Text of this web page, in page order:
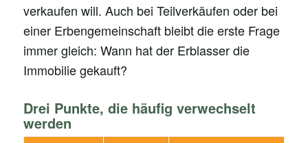
verkaufen will. Auch bei Teilverkäufen oder bei
einer Erbengemeinschaft bleibt die erste Frage
immer gleich: Wann hat der Erblasser die
Immobilie gekauft?
Drei Punkte, die häufig verwechselt
werden